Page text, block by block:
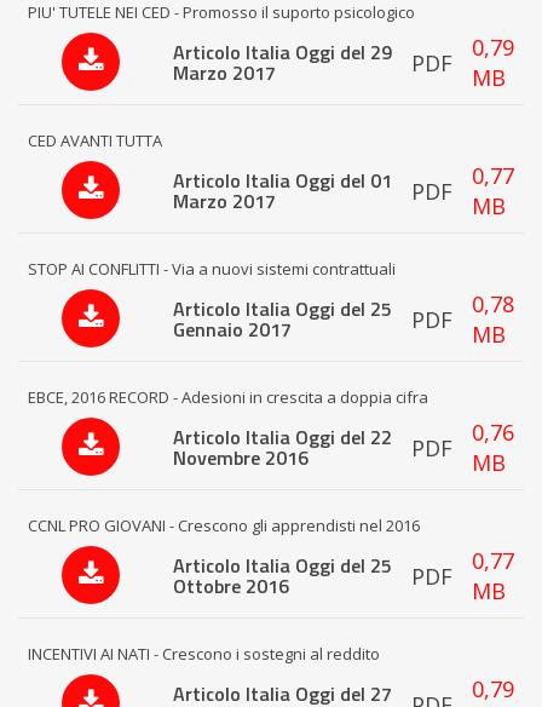
PIU' TUTELE NEI CED - Promosso il suporto psicologico
Articolo Italia Oggi del 29
Marzo 2017 PDF
0,79
MB
CED AVANTI TUTTA
Articolo Italia Oggi del 01
Marzo 2017 PDF
0,77
MB
STOP AI CONFLITTI - Via a nuovi sistemi contrattuali
Articolo Italia Oggi del 25
Gennaio 2017 PDF
0,78
MB
EBCE, 2016 RECORD - Adesioni in crescita a doppia cifra
Articolo Italia Oggi del 22
Novembre 2016 PDF
0,76
MB
CCNL PRO GIOVANI - Crescono gli apprendisti nel 2016
Articolo Italia Oggi del 25
Ottobre 2016 PDF
0,77
MB
INCENTIVI AI NATI - Crescono i sostegni al reddito
Articolo Italia Oggi del 27
0,79